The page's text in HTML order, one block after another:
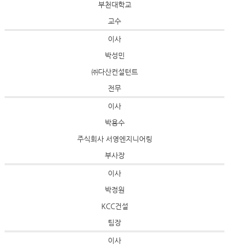
부천대학교
교수
이사
박성민
㈜다산컨설턴트
전무
이사
박용수
주식회사 서영엔지니어링
부사장
이사
박정원
KCC건설
팀장
이사